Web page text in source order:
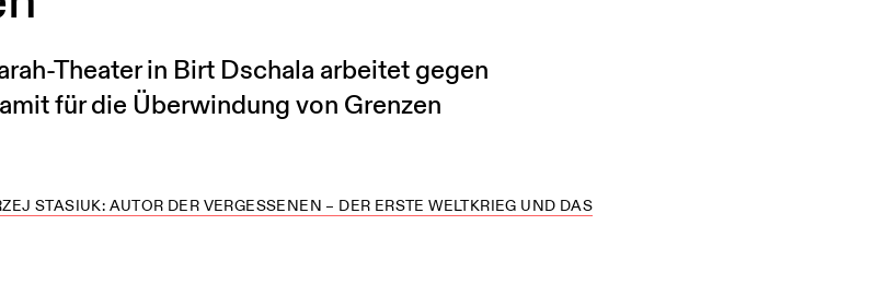
Theater in Birt Dschala arbeitet gegen
für die Überwindung von Grenzen
STASIUK: AUTOR DER VERGESSENEN – DER ERSTE WELTKRIEG UND DAS